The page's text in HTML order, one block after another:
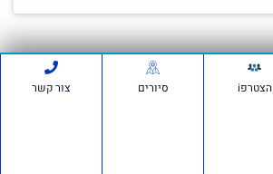
הצטרפi סיורים צור קשר